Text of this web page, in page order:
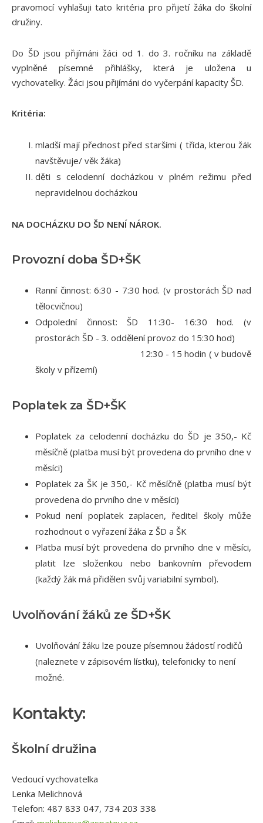
pravomocí vyhlašuji tato kritéria pro přijetí žáka do školní
družiny.
Do ŠD jsou přijímáni žáci od 1. do 3. ročníku na základě
vyplněné písemné přihlášky, která je uložena u
vychovatelky. Žáci jsou přijímáni do vyčerpání kapacity ŠD.
Kritéria:
mladší mají přednost před staršími ( třída, kterou žák
navštěvuje/ věk žáka)
děti s celodenní docházkou v plném režimu před
nepravidelnou docházkou
NA DOCHÁZKU DO ŠD NENÍ NÁROK.
Provozní doba ŠD+ŠK
Ranní činnost: 6:30 - 7:30 hod. (v prostorách ŠD nad
tělocvičnou)
Odpolední činnost: ŠD 11:30- 16:30 hod. (v
prostorách ŠD - 3. oddělení provoz do 15:30 hod)
12:30 - 15 hodin ( v budově
školy v přízemí)
Poplatek za ŠD+ŠK
Poplatek za celodenní docházku do ŠD je 350,- Kč
měsíčně (platba musí být provedena do prvního dne v
měsíci)
Poplatek za ŠK je 350,- Kč měsíčně (platba musí být
provedena do prvního dne v měsíci)
Pokud není poplatek zaplacen, ředitel školy může
rozhodnout o vyřazení žáka z ŠD a ŠK
Platba musí být provedena do prvního dne v měsíci,
platit lze složenkou nebo bankovním převodem
(každý žák má přidělen svůj variabilní symbol).
Uvolňování žáků ze ŠD+ŠK
Uvolňování žáku lze pouze písemnou žádostí rodičů
(naleznete v zápisovém lístku), telefonicky to není
možné.
Kontakty:
Školní družina
Vedoucí vychovatelka
Lenka Melichnová
Telefon: 487 833 047, 734 203 338